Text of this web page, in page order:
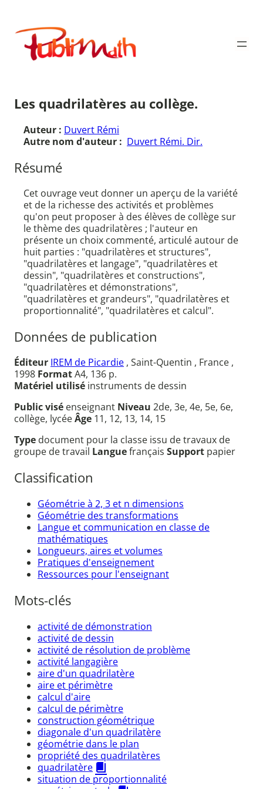
contenu
Publimath
Les quadrilatères au collège.
Auteur : Duvert Rémi
Autre nom d'auteur : Duvert Rémi. Dir.
Résumé
Cet ouvrage veut donner un aperçu de la variété
et de la richesse des activités et problèmes
qu'on peut proposer à des élèves de collège sur
le thème des quadrilatères ; l'auteur en
présente un choix commenté, articulé autour de
huit parties : "quadrilatères et structures",
"quadrilatères et langage", "quadrilatères et
dessin", "quadrilatères et constructions",
"quadrilatères et démonstrations",
"quadrilatères et grandeurs", "quadrilatères et
proportionnalité", "quadrilatères et calcul".
Données de publication
Éditeur IREM de Picardie , Saint-Quentin , France ,
1998 FormatA4, 136 p.
Matériel utilisé instruments de dessin
Public visé enseignant Niveau 2de, 3e, 4e, 5e, 6e,
collège, lycéeÂge 11, 12, 13, 14, 15
Type document pour la classe issu de travaux de
groupe de travail Languefrançais Support papier
Classification
Géométrie à 2, 3 et n dimensions
Géométrie des transformations
Langue et communication en classe de
mathématiques
Longueurs, aires et volumes
Pratiques d'enseignement
Ressources pour l'enseignant
Mots-clés
activité de démonstration
activité de dessin
activité de résolution de problème
activité langagière
aire d'un quadrilatère
aire et périmètre
calcul d'aire
calcul de périmètre
construction géométrique
diagonale d'un quadrilatère
géométrie dans le plan
propriété des quadrilatères
quadrilatère
situation de proportionnalité